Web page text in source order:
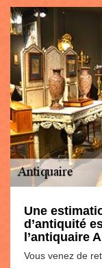
Une
d’antiquité
l’antiquaire
Vous venez de